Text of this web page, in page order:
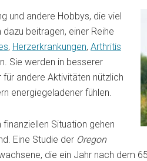
und andere Hobbys, die viel
beitragen, einer Reihe
, Herzerkrankungen, Arthritis
Sie werden in besserer
andere Aktivitäten nützlich
energiegeladener fühlen.
Situation gehen
Eine Studie der Oregon
die ein Jahr nach dem